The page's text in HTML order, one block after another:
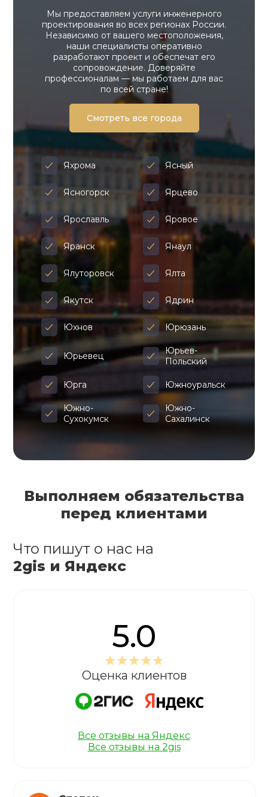
Мы предоставляем услуги инженерного
проектирования во всех регионах России.
Независимо от вашего местоположения,
наши специалисты оперативно
разработают проект и обеспечат его
сопровождение. Доверяйте
профессионалам — мы работаем для вас
по всей стране!
Смотреть все города
Яхрома Ясный
Ясногорск Ярцево
Ярославль Яровое
Яранск Янаул
Ялуторовск Ялта
Якутск Ядрин
Юхнов Юрюзань
Юрьевец
Юрьев-
Польский
Юрга Южноуральск
Южно-
Сухокумск
Южно-
Сахалинск
Выполняем обязательства
перед клиентами
Что пишут о нас на
2gis и Яндекс
5.0
Оценка клиентов
Все отзывы на Яндекс
Все отзывы на 2gis